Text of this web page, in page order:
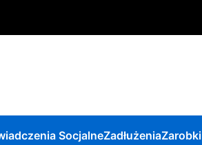
SocjalneZadłużeniaZarobki